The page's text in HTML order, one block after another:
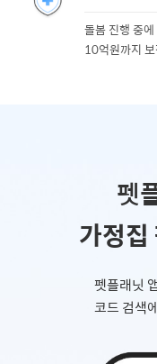
돌봄 진행 중
10억원까지
펫
가정집
펫플래닛
코드 검색